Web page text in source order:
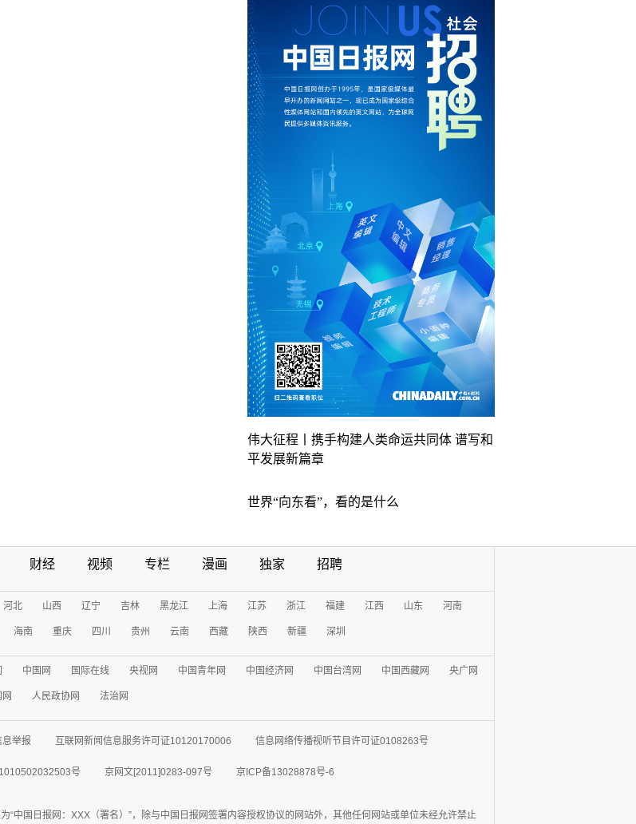
伟大征程丨携手构建人类命运共同体 谱写和
平发展新篇章
世界“向东看”，看的是什么
财经 视频 专栏 漫画 独家 招聘
河北 山西 辽宁 吉林 黑龙江 上海 江苏 浙江 福建 江西 山东 河南
海南 重庆 四川 贵州 云南 西藏 陕西 新疆 深圳
中国网 国际在线 央视网 中国青年网 中国经济网 中国台湾网 中国西藏网 央广网
人民政协网 法治网
举报 互联网新闻信息服务许可证10120170006 信息网络传播视听节目许可证0108263号
号 京网文[2011]0283-097号 京ICP备13028878号-6
“中国日报网：XXX（署名）”，除与中国日报网签署内容授权协议的网站外，其他任何网站或单位未经允许禁止